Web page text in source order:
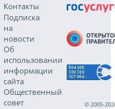
Контакты
Подписка
на
новости
Об
использовании
информации
сайта
Общественный
совет
© 2005-